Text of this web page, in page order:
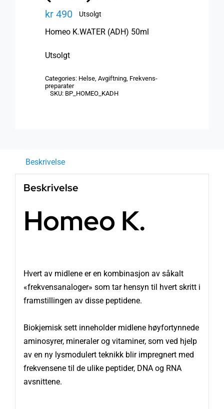
kr 490 Utsolgt
Homeo K.WATER (ADH) 50ml
Utsolgt
Categories: Helse Avgiftning Frekvens-
preparater
SKU: BP_HOMEO_KADH
Beskrivelse
Beskrivelse
Homeo K.
Hvert av midlene er en kombinasjon av såkalt
«frekvensanaloger» som tar hensyn til hvert skritt i
framstillingen av disse peptidene.
Biokjemisk sett inneholder midlene høyfortynnede
aminosyrer, mineraler og vitaminer, som ved hjelp
av en ny lysmodulert teknikk blir impregnert med
frekvensene til de ulike peptider, DNA og RNA
avsnittene.